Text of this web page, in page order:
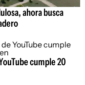
ahora busca
cumple 20